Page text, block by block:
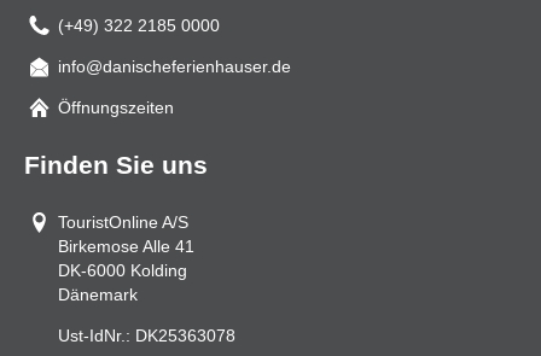
(+49) 322 2185 0000
Mail
info@danischeferienhauser.de
Öffnungszeiten
Finden Sie uns
TouristOnline A/S
Birkemose Alle 41
DK-6000 Kolding
Dänemark
Ust-IdNr.: DK25363078